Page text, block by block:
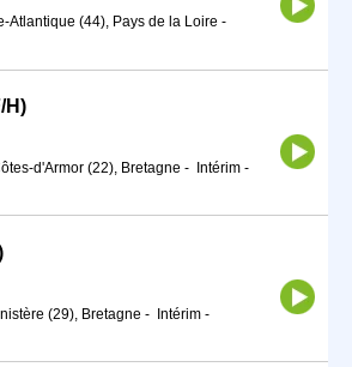
Atlantique (44), Pays de la Loire -
H)
d'Armor (22), Bretagne - Intérim -
(29), Bretagne - Intérim -